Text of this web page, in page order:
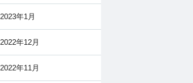
2023年1月
2022年12月
2022年11月